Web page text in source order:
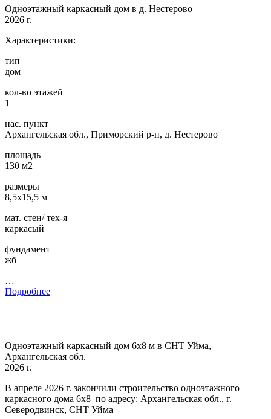
Одноэтажный каркасный дом в д. Нестерово
2026 г.
Характеристики:
тип
дом
кол-во этажей
1
нас. пункт
Архангельская обл., Приморский р-н, д. Нестерово
площадь
130 м2
размеры
8,5х15,5 м
мат. стен/ тех-я
каркасый
фундамент
жб
…
Подробнее
Одноэтажный каркасный дом 6х8 м в СНТ Уйма,
Архангельская обл.
2026 г.
В апреле 2026 г. закончили строительство одноэтажного
каркасного дома 6х8 по адресу: Архангельская обл., г.
Северодвинск, СНТ Уйма